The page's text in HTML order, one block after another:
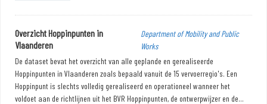
Overzicht Hoppinpunten in
Vlaanderen
Department of Mobility and Public
Works
De dataset bevat het overzicht van alle geplande en gerealiseerde
Hoppinpunten in Vlaanderen zoals bepaald vanuit de 15 vervoerregio's. Een
Hoppinpunt is slechts volledig gerealiseerd en operationeel wanneer het
voldoet aan de richtlijnen uit het BVR Hoppinpunten, de ontwerpwijzer en de...